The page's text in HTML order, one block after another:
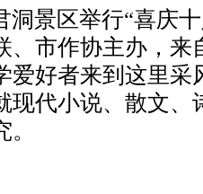
景区举行“喜庆
、市作协主办，来
爱好者来到这里采
现代小说、散文、